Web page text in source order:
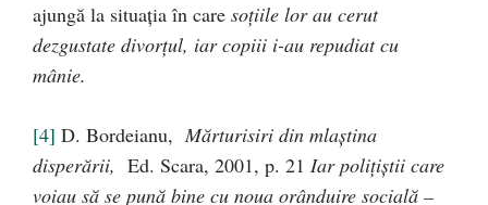
ajungă la situaţia în care soţiile lor au cerut
dezgustate divorţul, iar copiii i-au repudiat cu
mânie.
[4] D. Bordeianu, Mărturisiri din mlaştina
disperării, Ed. Scara, 2001, p. 21 Iar poliţiştii care
voiau să se pună bine cu noua orânduire socială –